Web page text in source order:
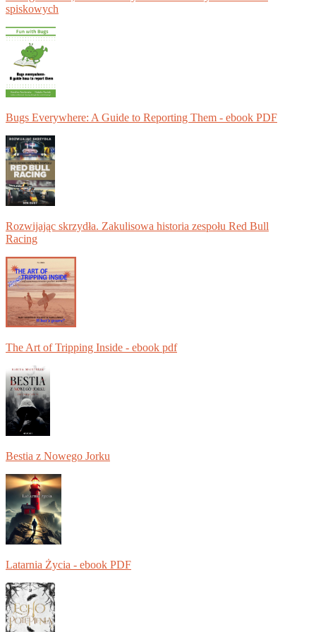
spiskowych
Bugs Everywhere: A Guide to Reporting Them - ebook PDF
Rozwijając skrzydła. Zakulisowa historia zespołu Red Bull
Racing
The Art of Tripping Inside - ebook pdf
Bestia z Nowego Jorku
Latarnia Życia - ebook PDF